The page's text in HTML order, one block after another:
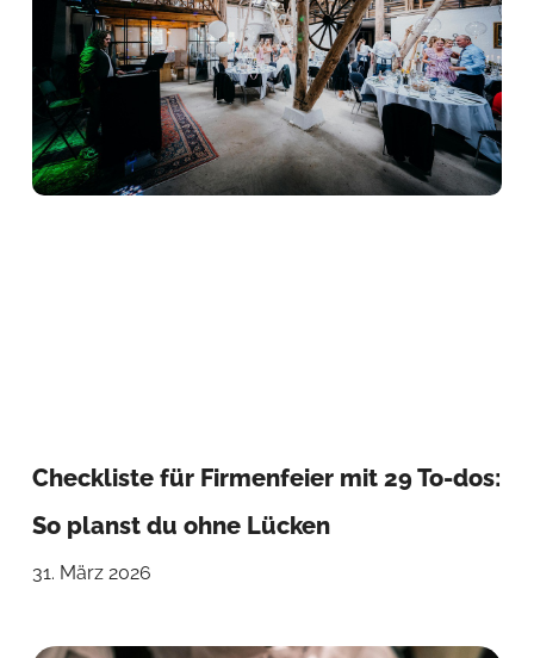
Checkliste für Firmenfeier mit 29 To-dos:
So planst du ohne Lücken
31. März 2026